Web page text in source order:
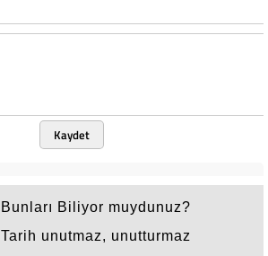
Kaydet
Bunları Biliyor muydunuz?
Tarih unutmaz, unutturmaz